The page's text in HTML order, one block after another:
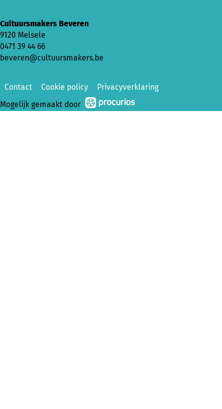
Cultuursmakers Beveren
9120 Melsele
0471 39 44 66
beveren@cultuursmakers.be
Contact Cookie policy
Privacyverklaring
Mogelijk gemaakt door